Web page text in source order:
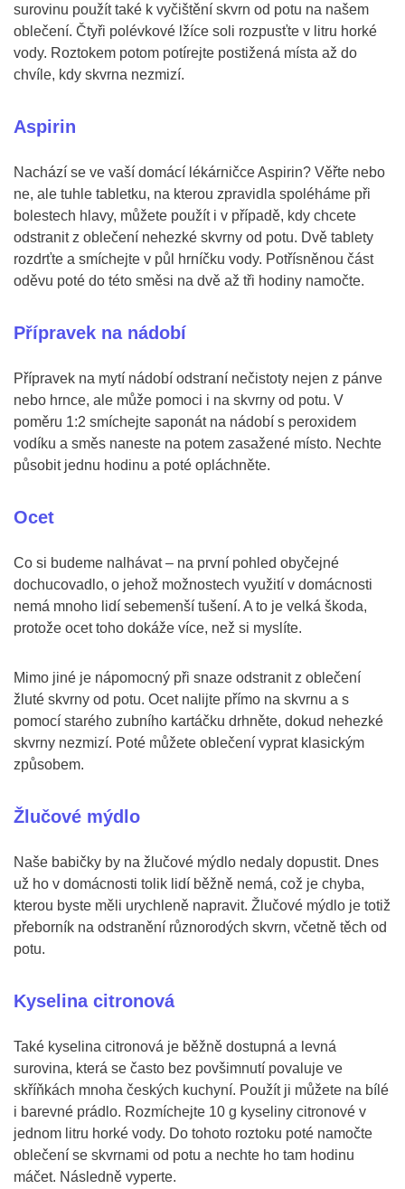
surovinu použít také k vyčištění skvrn od potu na našem
oblečení. Čtyři polévkové lžíce soli rozpusťte v litru horké
vody. Roztokem potom potírejte postižená místa až do
chvíle, kdy skvrna nezmizí.
Aspirin
Nachází se ve vaší domácí lékárničce Aspirin? Věřte nebo
ne, ale tuhle tabletku, na kterou zpravidla spoléháme při
bolestech hlavy, můžete použít i v případě, kdy chcete
odstranit z oblečení nehezké skvrny od potu. Dvě tablety
rozdrťte a smíchejte v půl hrníčku vody. Potřísněnou část
oděvu poté do této směsi na dvě až tři hodiny namočte.
Přípravek na nádobí
Přípravek na mytí nádobí odstraní nečistoty nejen z pánve
nebo hrnce, ale může pomoci i na skvrny od potu. V
poměru 1:2 smíchejte saponát na nádobí s peroxidem
vodíku a směs naneste na potem zasažené místo. Nechte
působit jednu hodinu a poté opláchněte.
Ocet
Co si budeme nalhávat – na první pohled obyčejné
dochucovadlo, o jehož možnostech využití v domácnosti
nemá mnoho lidí sebemenší tušení. A to je velká škoda,
protože ocet toho dokáže více, než si myslíte.
Mimo jiné je nápomocný při snaze odstranit z oblečení
žluté skvrny od potu. Ocet nalijte přímo na skvrnu a s
pomocí starého zubního kartáčku drhněte, dokud nehezké
skvrny nezmizí. Poté můžete oblečení vyprat klasickým
způsobem.
Žlučové mýdlo
Naše babičky by na žlučové mýdlo nedaly dopustit. Dnes
už ho v domácnosti tolik lidí běžně nemá, což je chyba,
kterou byste měli urychleně napravit. Žlučové mýdlo je totiž
přeborník na odstranění různorodých skvrn, včetně těch od
potu.
Kyselina citronová
Také kyselina citronová je běžně dostupná a levná
surovina, která se často bez povšimnutí povaluje ve
skříňkách mnoha českých kuchyní. Použít ji můžete na bílé
i barevné prádlo. Rozmíchejte 10 g kyseliny citronové v
jednom litru horké vody. Do tohoto roztoku poté namočte
oblečení se skvrnami od potu a nechte ho tam hodinu
máčet. Následně vyperte.